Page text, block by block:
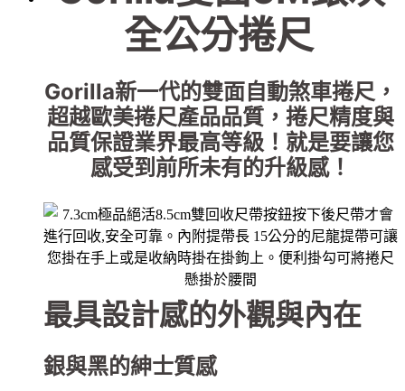
全公分捲尺
Gorilla新一代的雙面自動煞車捲尺，
超越歐美捲尺產品品質，捲尺精度與
品質保證業界最高等級！就是要讓您
感受到前所未有的升級感！
最具設計感的外觀與內在
銀與黑的紳士質感